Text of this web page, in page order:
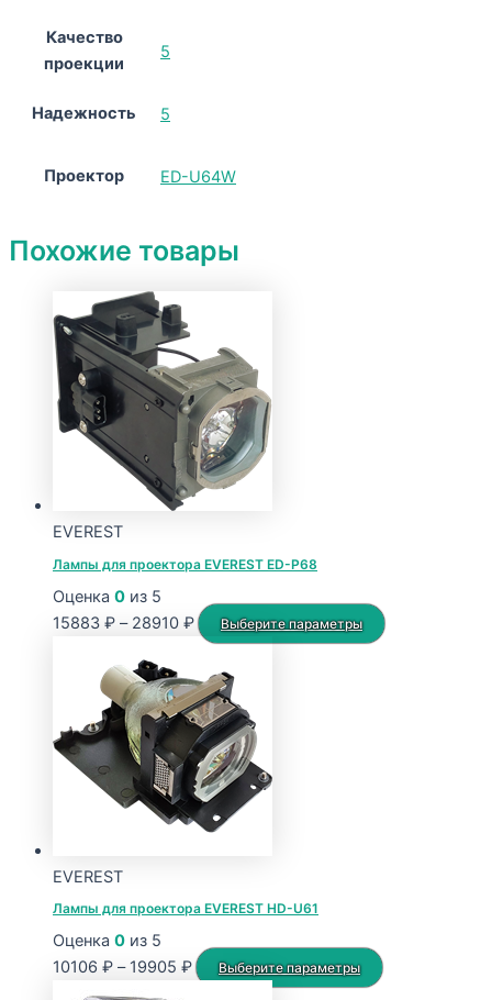
Качество
проекции
5
Надежность 5
Проектор ED-U64W
Похожие товары
EVEREST
Лампы для проектора EVEREST ED-P68
Оценка 0 из 5
15883 ₽ – 28910 ₽Диапазон
цен:
15883 ₽
–
28910 ₽
Выберите параметры
Этот
EVEREST
Лампы для проектора EVEREST HD-U61
Оценка 0 из 5
10106 ₽ – 19905 ₽Диапазон
Выберите параметры
Этот